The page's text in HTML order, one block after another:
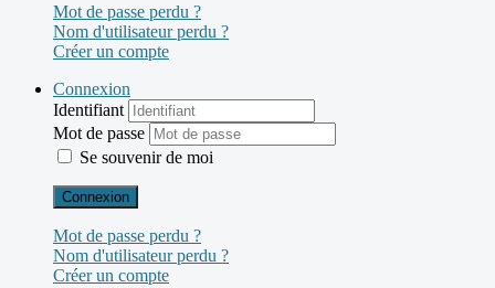
Mot de passe perdu ?
Nom d'utilisateur perdu ?
Créer un compte
Connexion
Identifiant
Mot de passe
Se souvenir de moi
Connexion
Mot de passe perdu ?
Nom d'utilisateur perdu ?
Créer un compte